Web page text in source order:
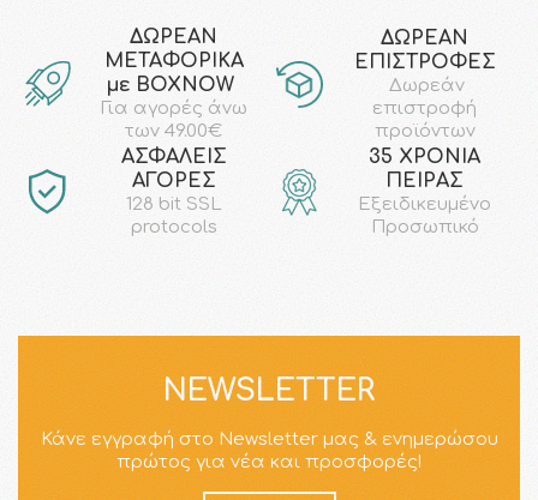
ΔΩΡΕΑΝ
ΜΕΤΑΦΟΡΙΚΑ
με ΒΟΧΝΟW
Για αγορές άνω
των 49.00€
ΔΩΡΕΑΝ
ΕΠΙΣΤΡΟΦΕΣ
Δωρεάν
επιστροφή
προϊόντων
AΣΦΑΛΕΙΣ
ΑΓΟΡΕΣ
128 bit SSL
protocols
35 ΧΡΟΝΙΑ
ΠΕΙΡΑΣ
Εξειδικευμένο
Προσωπικό
NEWSLETTER
Κάνε εγγραφή στο Newsletter μας & ενημερώσου
πρώτος για νέα και προσφορές!